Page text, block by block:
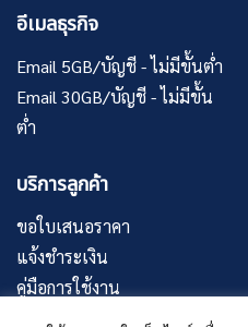
อีเมลธุรกิจ
Email 5GB/บัญชี - ไม่มีขั้นต่ำ
Email 30GB/บัญชี - ไม่มีขั้น
ต่ำ
บริการลูกค้า
ขอใบเสนอราคา
แจ้งชำระเงิน
คู่มือการใช้งาน